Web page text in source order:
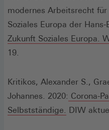
neuen
Fenster)
modernes Arbeitsrecht
Soziales Europa der
Zukunft Soziales Europa.
19.
Kritikos, Alexander S.,
Johannes. 2020: Corona-
Selbstständige.
(Öffnet
DIW